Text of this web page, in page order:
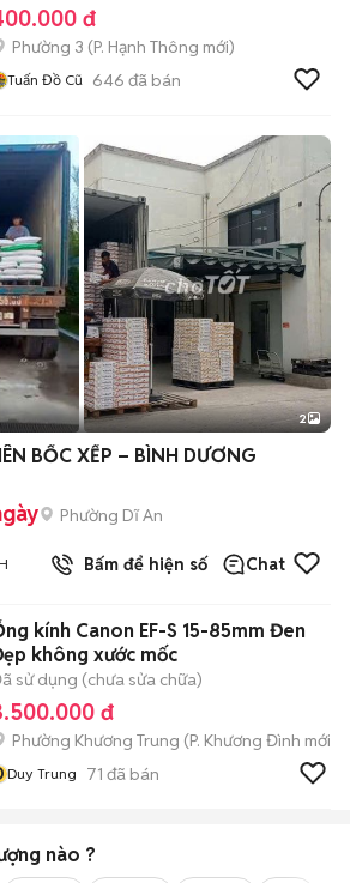
đ
Phường 3 (P. Hạnh Thông mới)
Tuấn Đồ Cũ 646 đã bán
2
BỐC XẾP – BÌNH DƯƠNG
Phường Dĩ An
Bấm để hiện số Chat
kính Canon EF-S 15-85mm Đen
không xước mốc
sử dụng (chưa sửa chữa)
đ
Phường Khương Trung (P. Khương Đình mới)
Duy Trung 71 đã bán
nào ?